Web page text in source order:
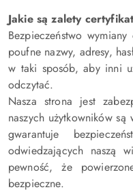
Jakie są zalety
Bezpieczeństwo
poufne nazwy, adresy,
w taki sposób, aby inni
odczytać.
Nasza strona jest
naszych użytkowników
gwarantuje
odwiedzających naszą
pewność, że
bezpieczne.